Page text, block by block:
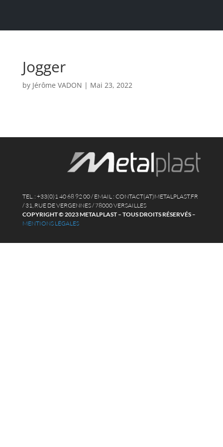
Jogger
by Jérôme VADON | Mai 23, 2022
TEL. : +33(0)1 40 68 92 00 / EMAIL : CONTACT(AT)METALPLAST.FR
/ 31, RUE DE VERGENNES / 78000 VERSAILLES
COPYRIGHT © 2023 METALPLAST – TOUS DROITS RÉSERVÉS–
MENTIONS LÉGALES